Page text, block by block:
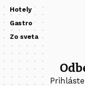
Hotely
Gastro
Zo sveta